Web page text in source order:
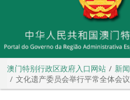
澳门特别行政区政府入口网站
新闻
文化遗产委员会举行平常全体会议